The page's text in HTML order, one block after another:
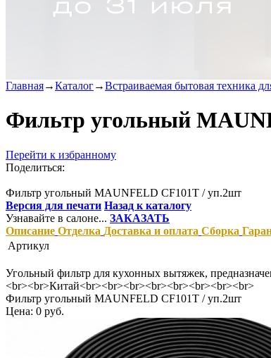
Главная→Каталог→Встраиваемая бытовая техника
Фильтр угольный
Перейти к избранному
Поделиться:
Фильтр угольный MAUNFELD CF101T / уп.2шт
Версия для печати Назад к каталогу
Узнавайте в салоне... ЗАКАЗАТЬ
Описание Отделка Доставка и оплата Сборка
Артикул
Угольный фильтр для кухонных вытяжек,
<br><br>Китай<br><br><br><br><br><br><br><br>
Фильтр угольный MAUNFELD CF101T / уп.2шт
Цена: 0 руб.